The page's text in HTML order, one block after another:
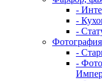
-
-
-
Фотография
-
-